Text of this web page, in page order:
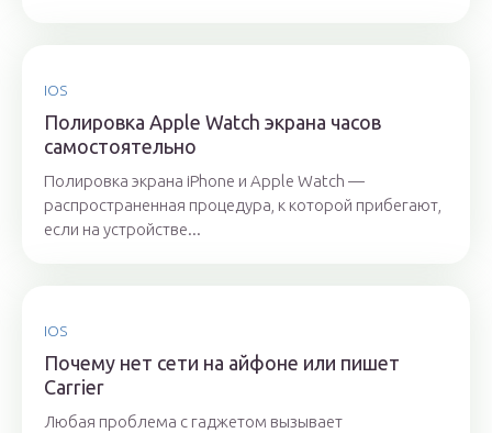
IOS
Полировка Apple Watch экрана часов
самостоятельно
Полировка экрана iPhone и Apple Watch —
распространенная процедура, к которой прибегают,
если на устройстве...
IOS
Почему нет сети на айфоне или пишет
Carrier
Любая проблема с гаджетом вызывает